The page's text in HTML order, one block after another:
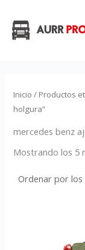
contenido
Inicio / Productos
holgura”
mercedes benz
Mostrando los 5